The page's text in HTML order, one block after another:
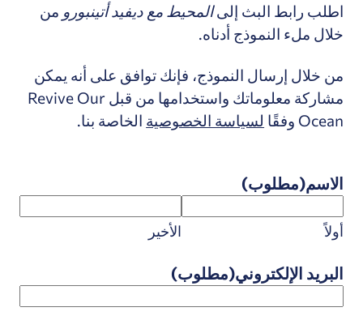
اطلب رابط البث إلىالمحيط مع ديفيد أتينبورومن
خلال ملء النموذج أدناه.
من خلال إرسال النموذج، فإنك توافق على أنه يمكن
مشاركة معلوماتك واستخدامها من قبل Revive Our
Ocean وفقًا
لسياسة الخصوصيةالخاصة بنا.
الاسم(مطلوب)
الأخير
البريد الإلكتروني(مطلوب)